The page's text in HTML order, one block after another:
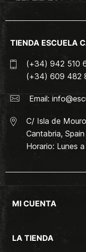
TIENDA ESCUELA
(+34) 942 510
(+34) 609 482
Email:
C/ Isla de
Cantabria, Spain
Horario: Lunes
MI CUENTA
LA TIENDA